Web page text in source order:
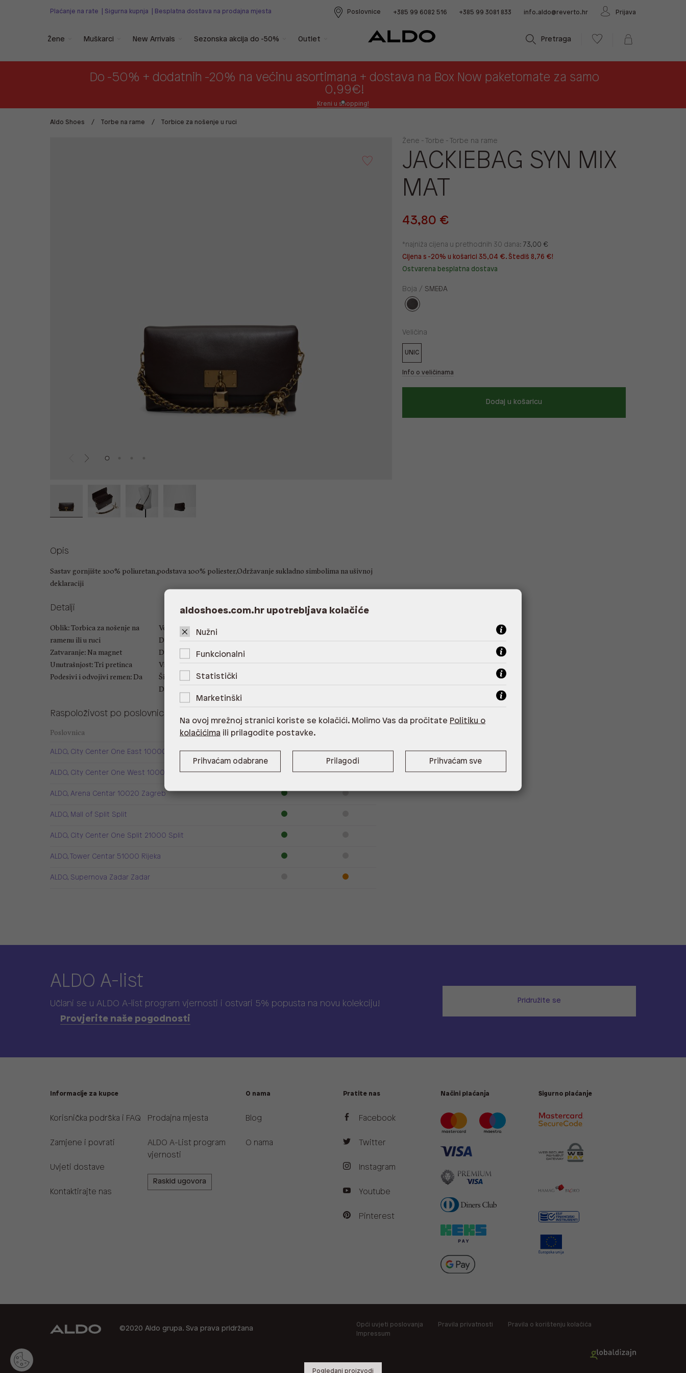
Plaćanje na rate Sigurna kupnja Besplatna dostava na prodajna mjesta Poslovnice +385 99 6082 516 +385 99 3081 833 info.aldo@reverto.hr Prijava
Pretraga
Žene Muškarci New Arrivals Sezonska akcija do -50% Outlet
Do -50% + dodatnih -20% na većinu asortimana + dostava na Box Now paketomate za samo
0,99€!
Kreni u shopping!
Aldo Shoes Torbe na rame Torbice za nošenje u ruci
Žene - Torbe - Torbe na rame
JACKIEBAG SYN MIX
MAT
43,80 €
*najniža cijena u prethodnih 30 dana: 73,00 €
Cijena s -20% u košarici 35,04 €. Štediš 8,76 €!
Ostvarena besplatna dostava
Boja / SMEĐA
Veličina
UNIC
Info o veličinama
Dodaj u košaricu
Opis
Sastav gornjište 100% poliuretan,podstava 100% poliester,Održavanje sukladno simbolima na ušivnoj
deklaraciji
Detalji
Oblik: Torbica za nošenje na
ramenu ili u ruci
Zatvaranje: Na magnet
Unutrašnjost: Tri pretinca
Podesivi i odvojivi remen: Da
Veličina: UNIC
Duljina ručke: Nema
Duljina naramenice: 58.42 cm
Visina: 14 cm
Širina: 24 cm
Dubina: 9 cm
Raspoloživost po poslovnicama
Poslovnica Dostupno
ALDO, City Center One East 10000 Zagreb
ALDO, City Center One West 10000 Zagreb
ALDO, Arena Centar 10020 Zagreb
ALDO, Mall of Split Split
ALDO, City Center One Split 21000 Split
ALDO, Tower Centar 51000 Rijeka
ALDO, Supernova Zadar Zadar
ALDO A-list
Učlani se u ALDO A-list program vjernosti i ostvari 5% popusta na novu kolekciju!
Provjerite naše pogodnosti
Pridružite se
Informacije za kupce
Korisnička podrška i FAQ
Zamjene i povrati
Uvjeti dostave
Kontaktirajte nas
Prodajna mjesta
ALDO A-List program
vjernosti
Raskid ugovora
O nama
Blog
O nama
Pratite nas
Facebook
Twitter
Instagram
Youtube
Pinterest
Načini plaćanja Sigurno plaćanje
©2020 Aldo grupa. Sva prava pridržana
Opći uvjeti poslovanja Pravila privatnosti
Pravila o korištenju kolačića
Impressum
Pogledani proizvodi
aldoshoes.com.hr upotrebljava kolačiće
Nužni
Funkcionalni
Statistički
Marketinški
Na ovoj mrežnoj stranici koriste se kolačići. Molimo Vas da pročitate Politiku o
kolačićima ili prilagodite postavke.
Prihvaćam odabrane Prilagodi Prihvaćam sve